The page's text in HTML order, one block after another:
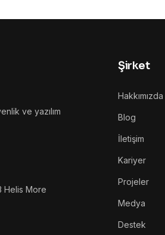
ve yazılım
Helis More
Şirket
Hakkımızda
Blog
İletişim
Kariyer
Projeler
Medya
Destek